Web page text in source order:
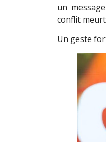
un
conflit
Un geste